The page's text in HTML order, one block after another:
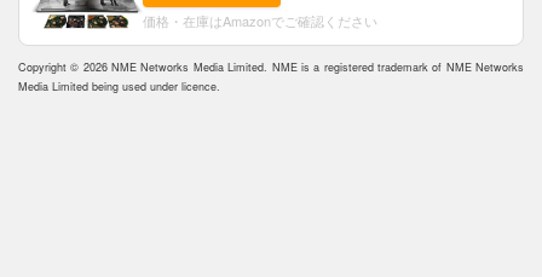
価格・在庫はAmazonでご確認ください
Copyright © 2026 NME Networks Media Limited. NME is a registered trademark of NME Networks
Media Limited being used under licence.